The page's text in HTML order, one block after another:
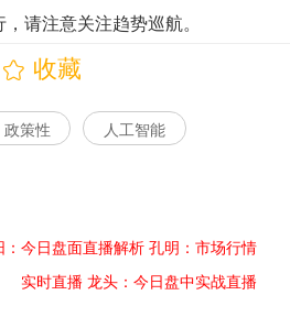
请注意关注趋势巡航。
收藏
政策性 人工智能
：今日盘面直播解析 孔明：市场行情
实时直播 龙头：今日盘中实战直播